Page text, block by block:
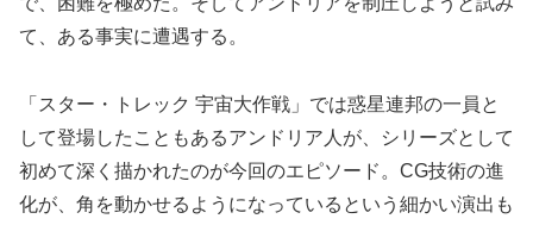
て、ある事実に遭遇する。
「スター・トレック 宇宙大作戦」では惑星連邦の一員と
して登場したこともあるアンドリア人が、シリーズとして
初めて深く描かれたのが今回のエピソード。CG技術の進
化が、角を動かせるようになっているという細かい演出も